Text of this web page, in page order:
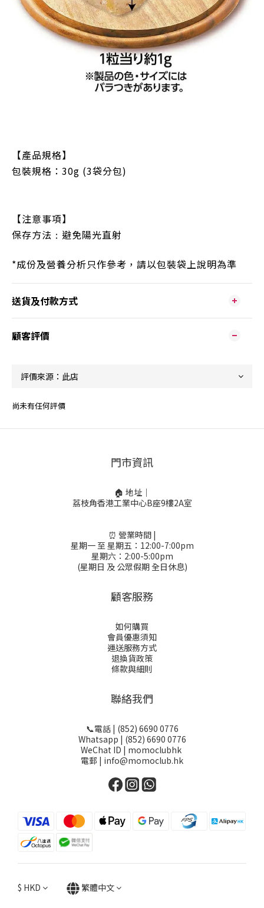
【產品規格】
包裝規格： 30g (3袋分包)
【注意事項】
保存方法 ： 避免陽光直射
*成份及營養分析只作參考，請以包裝袋上說明為準
送貨及付款方式
顧客評價
尚未有任何評價
門市資訊
🏠 地址｜
荔枝角香港工業中心B座9樓2A室
⏰ 營業時間 |
星期一 至 星期五：12:00-7:00pm
星期六：2:00-5:00pm
(星期日 及 公眾假期 全日休息)
顧客服務
如何購買
會員優惠須知
運送服務方式
退換貨政策
條款與細則
聯絡我們
📞電話 | (852) 6690 0776
Whatsapp | (852) 6690 0776
WeChat ID | momoclubhk
電郵 | info@momoclub.hk
$ HKD 繁體中文